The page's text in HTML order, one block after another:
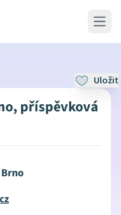
Open
Uložit
příspěvková